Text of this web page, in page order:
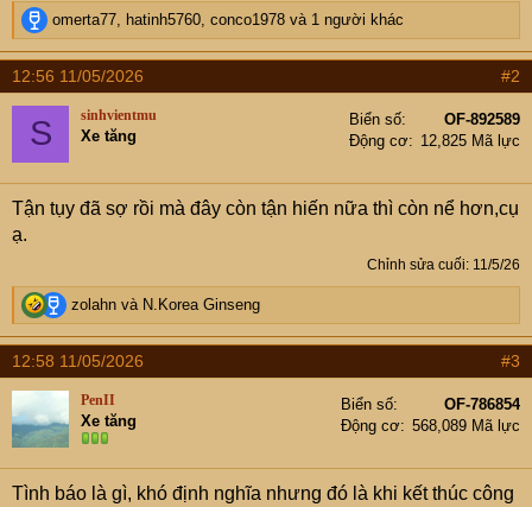
R
e
a
c
t
n
s
:
omerta77 hatinh5760 conco1978 và 1 người khác
12:56 11/05/2026 #2
S sinhvientmu
Xe tăng
Biển số
OF-892589
Động cơ
12,825 Mã lực
Tận tụy đã sợ rồi mà đây còn tận hiến nữa thì còn nể hơn,cụ
ạ.
Chỉnh sửa cuối: 11/5/26
R
e
a
c
s
:
zolahn và N.Korea Ginseng
12:58 11/05/2026 #3
PenII
Xe tăng
Biển số
OF-786854
Động cơ
568,089 Mã lực
Tình báo là gì, khó định nghĩa nhưng đó là khi kết thúc công